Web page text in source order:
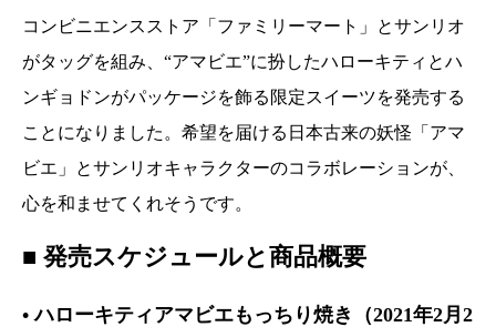
コンビニエンスストア「ファミリーマート」とサンリオ
がタッグを組み、“アマビエ”に扮したハローキティとハ
ンギョドンがパッケージを飾る限定スイーツを発売する
ことになりました。希望を届ける日本古来の妖怪「アマ
ビエ」とサンリオキャラクターのコラボレーションが、
心を和ませてくれそうです。
■ 発売スケジュールと商品概要
•ハローキティアマビエもっちり焼き（2021年2月2